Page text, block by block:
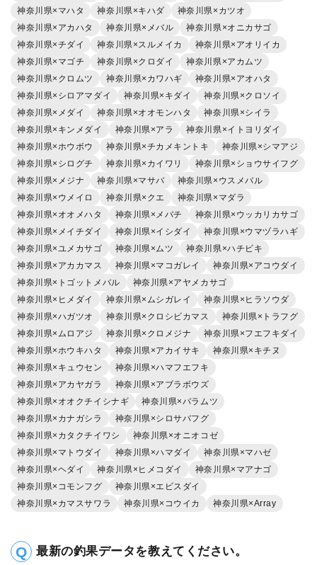
神奈川県×マハタ
神奈川県×キハダ
神奈川県×カツオ
神奈川県×アカハタ
神奈川県×メバル
神奈川県×オニカサゴ
神奈川県×チダイ
神奈川県×スルメイカ
神奈川県×アオリイカ
神奈川県×マゴチ
神奈川県×クロダイ
神奈川県×アカムツ
神奈川県×クロムツ
神奈川県×カワハギ
神奈川県×アオハタ
神奈川県×シロアマダイ
神奈川県×キダイ
神奈川県×クロソイ
神奈川県×メダイ
神奈川県×オオモンハタ
神奈川県×シイラ
神奈川県×キンメダイ
神奈川県×アラ
神奈川県×イトヨリダイ
神奈川県×ホウボウ
神奈川県×チカメキントキ
神奈川県×シマアジ
神奈川県×シログチ
神奈川県×カイワリ
神奈川県×ショウサイフグ
神奈川県×メジナ
神奈川県×マサバ
神奈川県×ウスメバル
神奈川県×ウメイロ
神奈川県×クエ
神奈川県×マダラ
神奈川県×オオメハタ
神奈川県×メバチ
神奈川県×ウッカリカサゴ
神奈川県×メイチダイ
神奈川県×イシダイ
神奈川県×ウマヅラハギ
神奈川県×ユメカサゴ
神奈川県×ムツ
神奈川県×ハチビキ
神奈川県×アカカマス
神奈川県×マコガレイ
神奈川県×アコウダイ
神奈川県×トゴットメバル
神奈川県×アヤメカサゴ
神奈川県×ヒメダイ
神奈川県×ムシガレイ
神奈川県×ヒラソウダ
神奈川県×ハガツオ
神奈川県×クロシビカマス
神奈川県×トラフグ
神奈川県×ムロアジ
神奈川県×クロメジナ
神奈川県×フエフキダイ
神奈川県×ホウキハタ
神奈川県×アカイサキ
神奈川県×キチヌ
神奈川県×キュウセン
神奈川県×ハマフエフキ
神奈川県×アカヤガラ
神奈川県×アブラボウズ
神奈川県×オオクチイシナギ
神奈川県×バラムツ
神奈川県×カナガシラ
神奈川県×シロサバフグ
神奈川県×カタクチイワシ
神奈川県×オニオコゼ
神奈川県×マトウダイ
神奈川県×ハマダイ
神奈川県×マハゼ
神奈川県×ヘダイ
神奈川県×ヒメコダイ
神奈川県×マアナゴ
神奈川県×コモンフグ
神奈川県×エビスダイ
神奈川県×カマスサワラ
神奈川県×コウイカ 神奈川県×Array
最新の釣果データを教えてください。